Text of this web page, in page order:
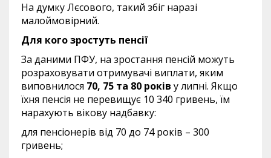
На думку Лєсового, такий збіг наразі
малоймовірний.
Для кого зростуть пенсії
За даними ПФУ, на зростання пенсій можуть
розраховувати отримувачі виплати, яким
виповнилося 70, 75 та 80 років у липні. Якщо
їхня пенсія не перевищує 10 340 гривень, їм
нарахують вікову надбавку:
для пенсіонерів від 70 до 74 років – 300
гривень;